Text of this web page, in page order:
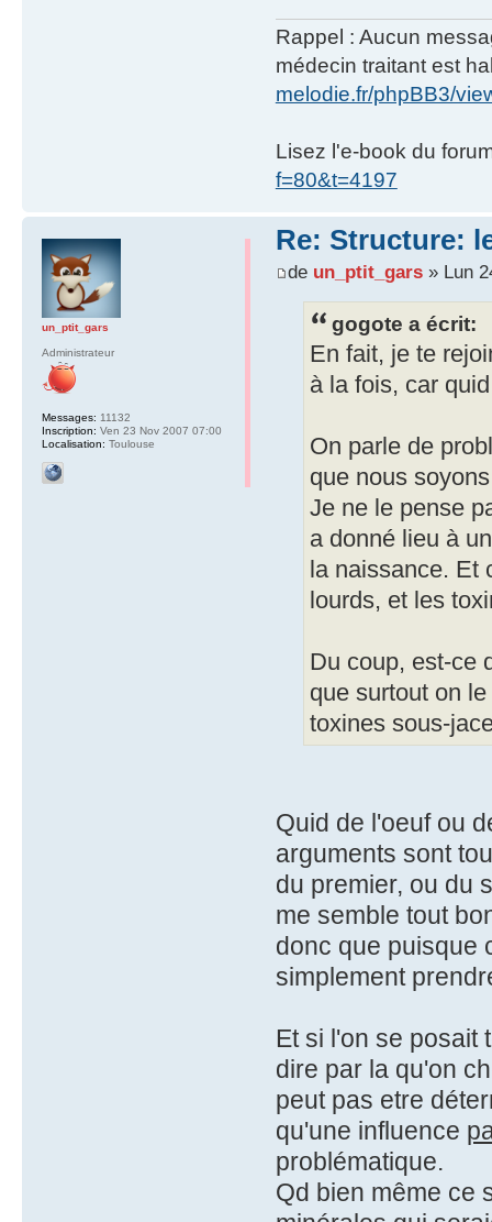
Rappel : Aucun
médecin traitant est
melodie.fr/phpBB3/
Lisez l'e-book du
f=80&t=4197
Re: Structure:
de un_ptit_gars» Lun
gogote a écrit:
En fait, je te
à la fois, car
On parle de
que nous
Je ne le pense
a donné lieu à
la naissance. Et
lourds, et les
Du coup, est-ce
que surtout on
toxines sous-
Quid de l'oeuf ou
arguments sont
du premier, ou du
me semble tout
donc que puisque
simplement
Et si l'on se posait
dire par la qu'on
peut pas etre
qu'une influence
problématique.
Qd bien même ce
un_ptit_gars
Administrateur
Messages: 11132
Inscription: Ven 23 Nov 2007 07:00
Localisation: Toulouse